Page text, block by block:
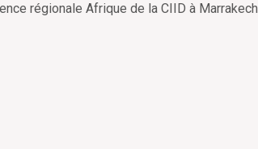
régionale Afrique de la CIID à Marrakech